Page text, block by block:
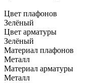
Цвет плафонов
Зелёный
Цвет арматуры
Зелёный
Материал плафонов
Металл
Материал арматуры
Металл